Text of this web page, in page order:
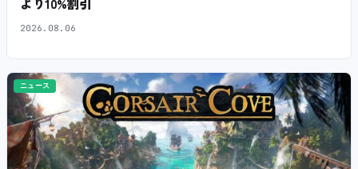
より10%割引
2026.08.06
ニュース